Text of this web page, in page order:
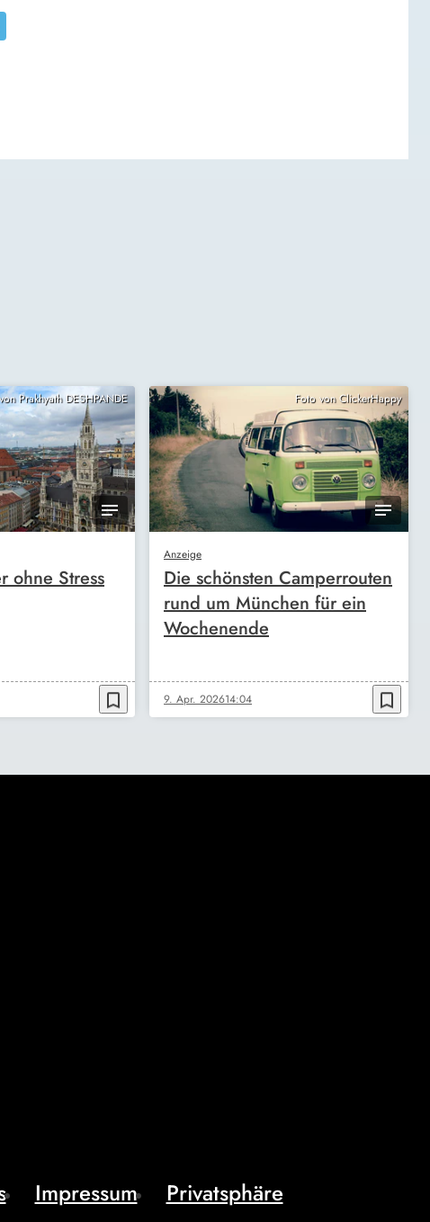
Prakhyath DESHPANDE
ohne Stress
bookmark_border
Foto von ClickerHappy
Anzeige
Die schönsten Camperrouten
rund um München für ein
Wochenende
9. Apr. 202614:04 bookmark_border
Impressum Privatsphäre